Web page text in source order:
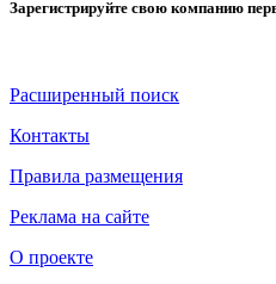
Зарегистрируйте свою компанию
Расширенный поиск
Контакты
Правила размещения
Реклама на сайте
О проекте